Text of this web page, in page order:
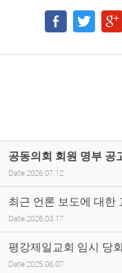
공동의회 회원 명부 공
Date 2026.07.12
최근 언론 보도에 대한
Date 2026.03.17
평강제일교회 임시 당
Date 2025.06.07